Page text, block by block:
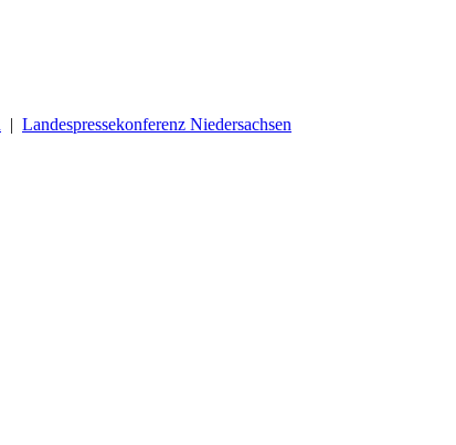
| Landespressekonferenz Niedersachsen